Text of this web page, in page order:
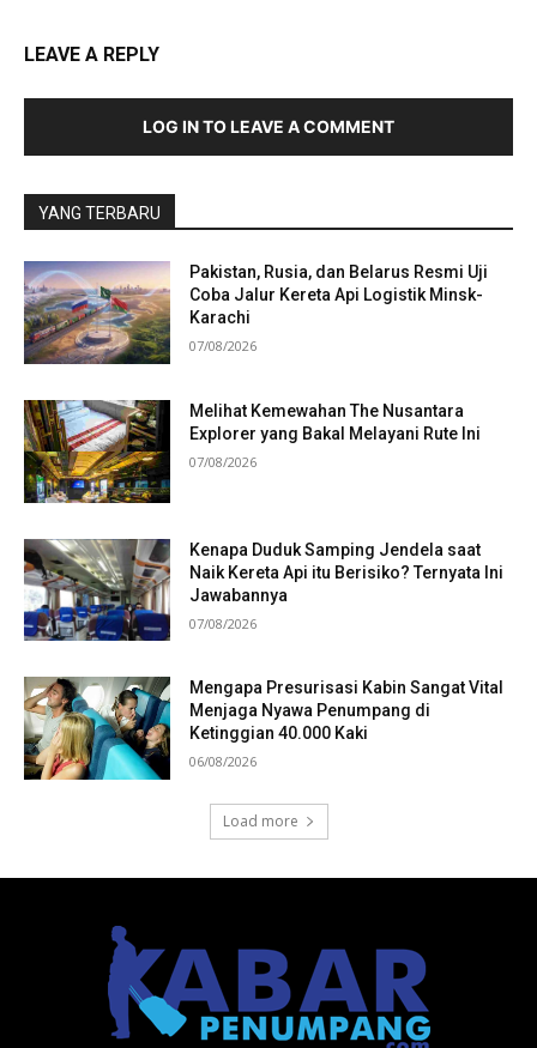
LEAVE A REPLY
LOG IN TO LEAVE A COMMENT
YANG TERBARU
Pakistan, Rusia, dan Belarus Resmi Uji
Coba Jalur Kereta Api Logistik Minsk-
Karachi
07/08/2026
Melihat Kemewahan The Nusantara
Explorer yang Bakal Melayani Rute Ini
07/08/2026
Kenapa Duduk Samping Jendela saat
Naik Kereta Api itu Berisiko? Ternyata Ini
Jawabannya
07/08/2026
Mengapa Presurisasi Kabin Sangat Vital
Menjaga Nyawa Penumpang di
Ketinggian 40.000 Kaki
06/08/2026
Load more